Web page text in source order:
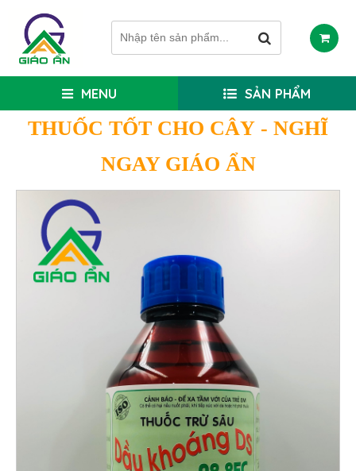
MENU SẢN PHẨM
THUỐC TỐT CHO CÂY - NGHĨ
NGAY GIÁO ẨN